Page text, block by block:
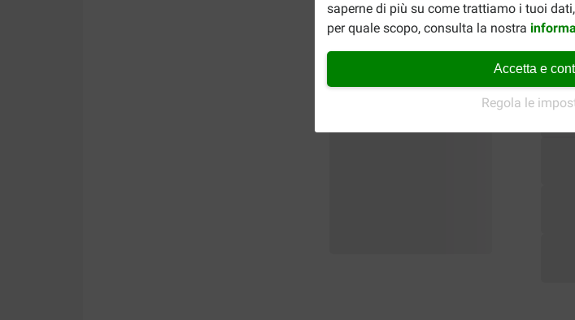
saperne di più su come trattiamo i tuoi
per quale scopo, consulta la nostra
Accetta e
Regola le